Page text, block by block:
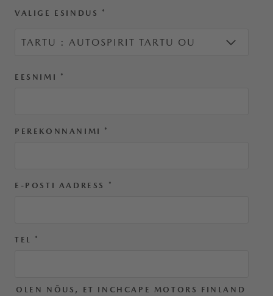
VALIGE ESINDUS *
EESNIMI *
PEREKONNANIMI *
E-POSTI AADRESS *
TEL *
OLEN NÕUS, ET INCHCAPE MOTORS FINLAND